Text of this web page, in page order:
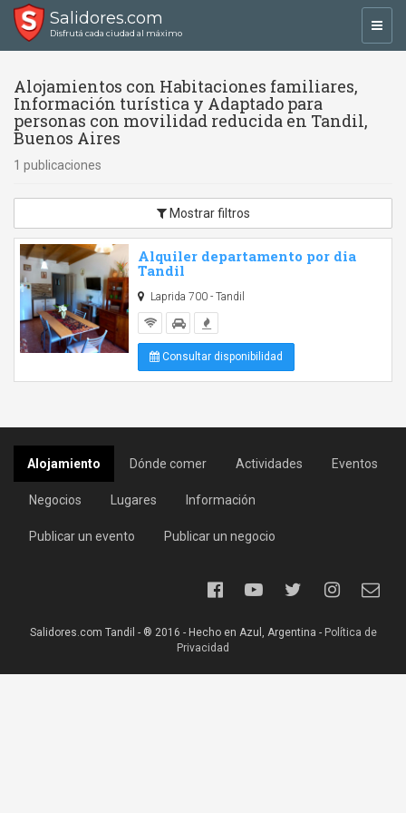
Salidores.com
Disfrutá cada ciudad al máximo
Alojamientos con Habitaciones familiares,
Información turística y Adaptado para
personas con movilidad reducida en Tandil,
Buenos Aires
1 publicaciones
Mostrar filtros
Alquiler departamento por dia
Tandil
Laprida 700 - Tandil
Consultar disponibilidad
Alojamiento Dónde comer Actividades Eventos
Negocios Lugares Información
Publicar un evento Publicar un negocio
Salidores.com Tandil - ® 2016 - Hecho en Azul, Argentina - Política de
Privacidad